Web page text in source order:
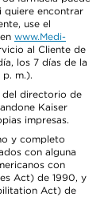
quiere encontrar
use el
www.Medi-
al Cliente de
los 7 días de la
p. m.).
del directorio de
Kaiser
impresas.
y completo
con alguna
con
Act) de 1990, y
Act) de